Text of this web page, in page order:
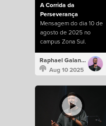
A Corrida da
Perseverança
Mensagem do dia 10 de
agosto de 2025 no
campus Zona Sul.
Raphael Galante
Aug 10 2025